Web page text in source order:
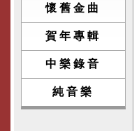
懷舊金曲
賀年專輯
中樂錄音
純音樂